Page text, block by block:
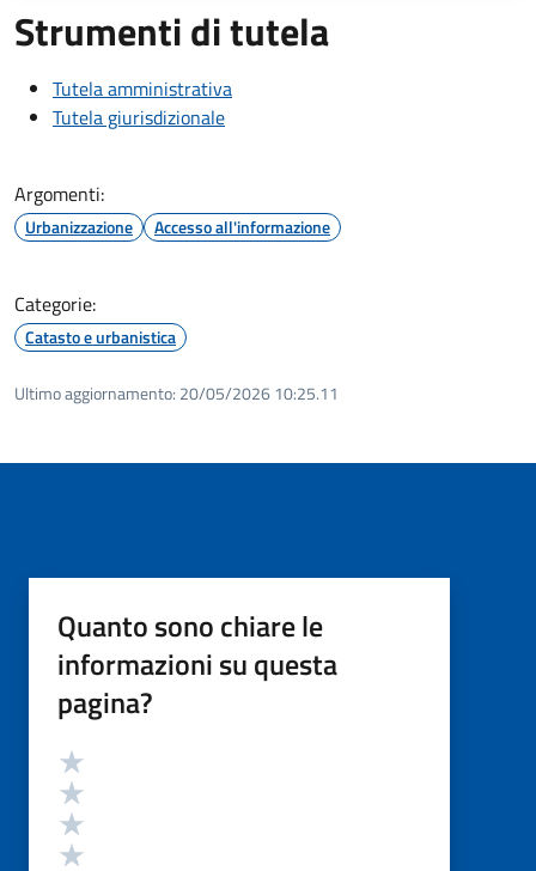
Strumenti di tutela
Tutela amministrativa
Tutela giurisdizionale
Argomenti:
Urbanizzazione Accesso all'informazione
Categorie:
Catasto e urbanistica
Ultimo aggiornamento: 20/05/2026 10:25.11
Quanto sono chiare le
informazioni su questa
pagina?
Valutazione